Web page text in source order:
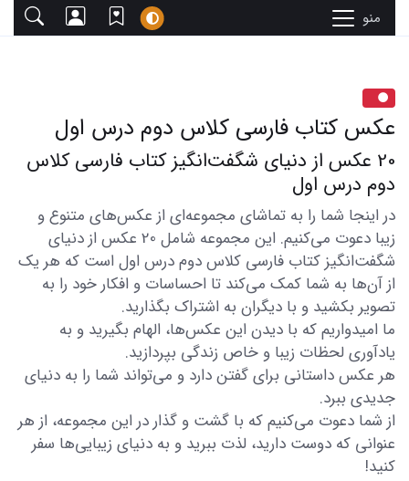
منو
عکس کتاب فارسی کلاس دوم درس اول
20 عکس از دنیای شگفت‌انگیز کتاب فارسی کلاس
دوم درس اول
در اینجا شما را به تماشای مجموعه‌ای از عکس‌های متنوع و
زیبا دعوت می‌کنیم. این مجموعه شامل 20 عکس از دنیای
شگفت‌انگیز کتاب فارسی کلاس دوم درس اول است که هر یک
از آن‌ها به شما کمک می‌کند تا احساسات و افکار خود را به
تصویر بکشید و با دیگران به اشتراک بگذارید.
ما امیدواریم که با دیدن این عکس‌ها، الهام بگیرید و به
یادآوری لحظات زیبا و خاص زندگی بپردازید.
هر عکس داستانی برای گفتن دارد و می‌تواند شما را به دنیای
جدیدی ببرد.
از شما دعوت می‌کنیم که با گشت و گذار در این مجموعه، از هر
عنوانی که دوست دارید، لذت ببرید و به دنیای زیبایی‌ها سفر
کنید!